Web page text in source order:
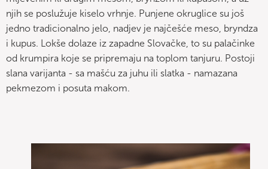
njih se poslužuje kiselo vrhnje. Punjene okruglice su još
jedno tradicionalno jelo, nadjev je najčešće meso, bryndza
i kupus. Lokše dolaze iz zapadne Slovačke, to su palačinke
od krumpira koje se pripremaju na toplom tanjuru. Postoji
slana varijanta - sa mašću za juhu ili slatka - namazana
pekmezom i posuta makom.